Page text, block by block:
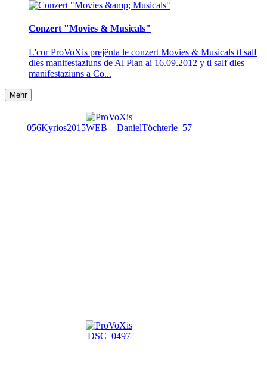
Conzert "Movies & Musicals"
L'cor ProVoXis prejënta le conzert Movies & Musicals tl salf
dles manifestaziuns de Al Plan ai 16.09.2012 y tl salf dles
manifestaziuns a Co...
Mehr
056Kyrios2015WEB__DanielTöchterle_57
DSC_0497